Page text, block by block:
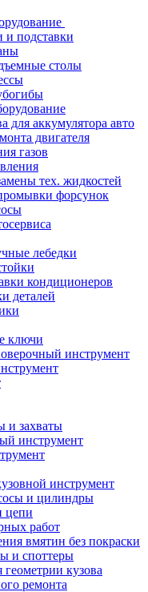
и подставки
столы
для аккумулятора авто
двигателя
газов
тех. жидкостей
форсунок
лебедки
кондиционеров
деталей
ключи
инструмент
и захваты
инструмент
инструмент
и цилиндры
цепи
работ
вмятин без покраски
и споттеры
кузова
ремонта